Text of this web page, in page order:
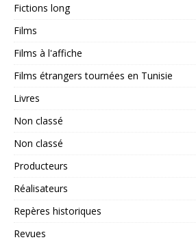
Fictions long
Films
Films à l'affiche
Films étrangers tournées en Tunisie
Livres
Non classé
Non classé
Producteurs
Réalisateurs
Repères historiques
Revues